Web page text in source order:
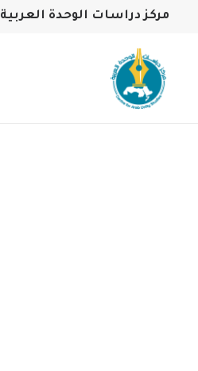
مركز دراسات الوحدة العربية